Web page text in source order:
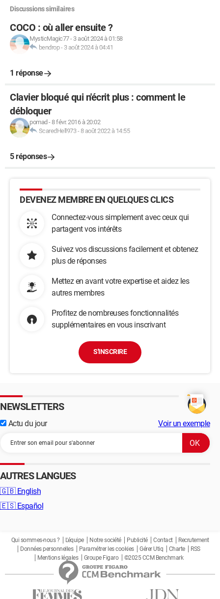
Discussions similaires
COCO : où aller ensuite ?
MysticMagic77- 3 août 2024 à 01:58
bendrop- 3 août 2024 à 04:41
1 réponse
Clavier bloqué qui n'écrit plus : comment le
débloquer
pomad -8 févr. 2016 à 20:02
ScaredHell973- 8 août 2022 à 14:55
5 réponses
DEVENEZ MEMBRE EN QUELQUES CLICS
Connectez-vous simplement avec ceux qui
partagent vos intérêts
Suivez vos discussions facilement et obtenez
plus de réponses
Mettez en avant votre expertise et aidez les
autres membres
Profitez de nombreuses fonctionnalités
supplémentaires en vous inscrivant
S'INSCRIRE
NEWSLETTERS
Actu du jour Voir un exemple
AUTRES LANGUES
🇬🇧 English
🇪🇸 Español
Qui sommes-nous ? L'équipe Notre société Publicité Contact
Recrutement
Données personnelles
Paramétrer les cookies Gérer Utiq Charte
RSS
Mentions légales
Groupe Figaro ©2025 CCM Benchmark